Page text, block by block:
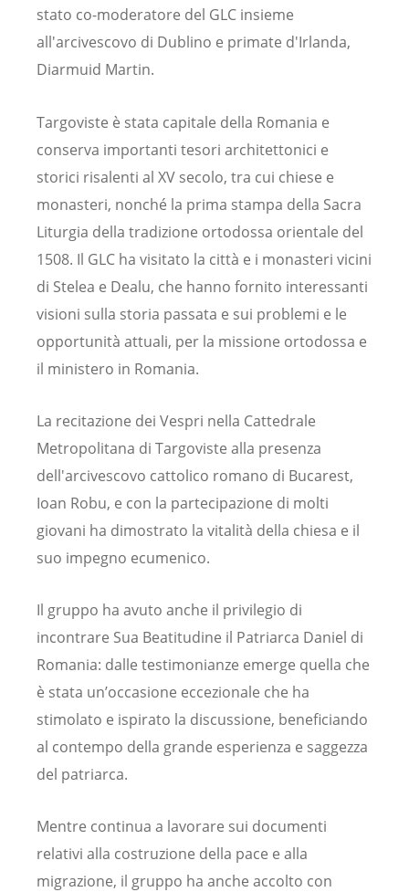
stato co-moderatore del GLC insieme
all'arcivescovo di Dublino e primate d'Irlanda,
Diarmuid Martin.
Targoviste è stata capitale della Romania e
conserva importanti tesori architettonici e
storici risalenti al XV secolo, tra cui chiese e
monasteri, nonché la prima stampa della Sacra
Liturgia della tradizione ortodossa orientale del
1508. Il GLC ha visitato la città e i monasteri vicini
di Stelea e Dealu, che hanno fornito interessanti
visioni sulla storia passata e sui problemi e le
opportunità attuali, per la missione ortodossa e
il ministero in Romania.
La recitazione dei Vespri nella Cattedrale
Metropolitana di Targoviste alla presenza
dell'arcivescovo cattolico romano di Bucarest,
Ioan Robu, e con la partecipazione di molti
giovani ha dimostrato la vitalità della chiesa e il
suo impegno ecumenico.
Il gruppo ha avuto anche il privilegio di
incontrare Sua Beatitudine il Patriarca Daniel di
Romania: dalle testimonianze emerge quella che
è stata un’occasione eccezionale che ha
stimolato e ispirato la discussione, beneficiando
al contempo della grande esperienza e saggezza
del patriarca.
Mentre continua a lavorare sui documenti
relativi alla costruzione della pace e alla
migrazione, il gruppo ha anche accolto con